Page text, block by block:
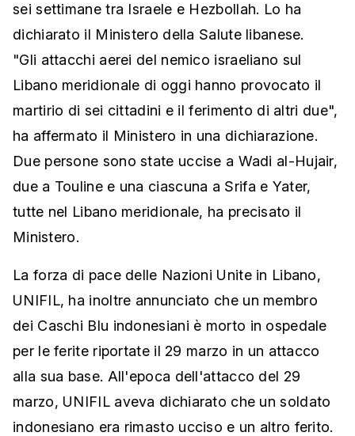
sei settimane tra Israele e Hezbollah. Lo ha
dichiarato il Ministero della Salute libanese.
"Gli attacchi aerei del nemico israeliano sul
Libano meridionale di oggi hanno provocato il
martirio di sei cittadini e il ferimento di altri due",
ha affermato il Ministero in una dichiarazione.
Due persone sono state uccise a Wadi al-Hujair,
due a Touline e una ciascuna a Srifa e Yater,
tutte nel Libano meridionale, ha precisato il
Ministero.
La forza di pace delle Nazioni Unite in Libano,
UNIFIL, ha inoltre annunciato che un membro
dei Caschi Blu indonesiani è morto in ospedale
per le ferite riportate il 29 marzo in un attacco
alla sua base. All'epoca dell'attacco del 29
marzo, UNIFIL aveva dichiarato che un soldato
indonesiano era rimasto ucciso e un altro ferito.